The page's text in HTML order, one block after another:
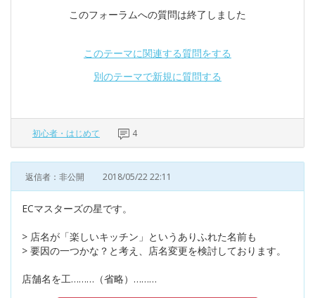
このフォーラムへの質問は終了しました
このテーマに関連する質問をする
別のテーマで新規に質問する
初心者・はじめて 4
返信者：非公開 2018/05/22 22:11
ECマスターズの星です。
> 店名が「楽しいキッチン」というありふれた名前も
> 要因の一つかな？と考え、店名変更を検討しております。
店舗名を工………（省略）………